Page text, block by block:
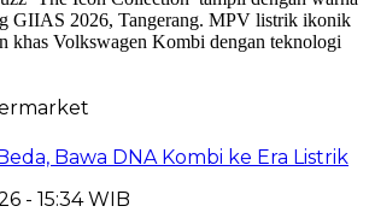
Bawa DNA Kombi ke Era Listrik
- 15:34 WIB